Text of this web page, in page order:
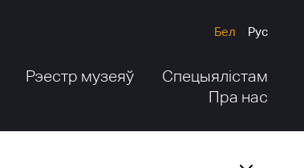
Бел Рус
Рэестр музеяў
Спецыялістам
Пра нас